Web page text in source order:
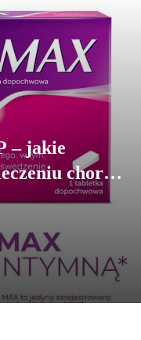
– jakie
chorób